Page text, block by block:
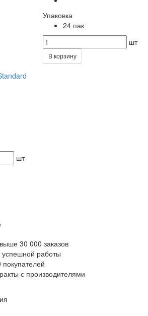
Упаковка
24 пак
шт
В корзину
шт
30 000 заказов
работы
с производителями